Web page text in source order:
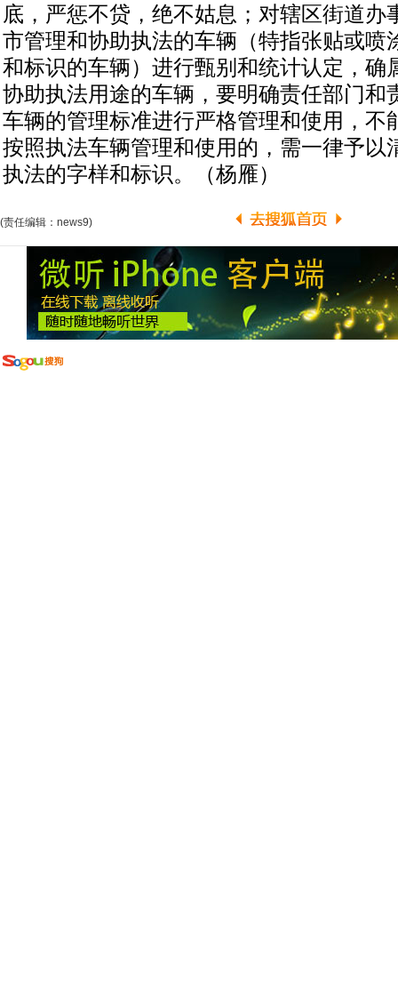
底，严惩不贷，绝不姑息；对辖区街道办
市管理和协助执法的车辆（特指张贴或喷
和标识的车辆）进行甄别和统计认定，确
协助执法用途的车辆，要明确责任部门和
车辆的管理标准进行严格管理和使用，不
按照执法车辆管理和使用的，需一律予以
执法的字样和标识。（杨雁）
(责任编辑：news9)